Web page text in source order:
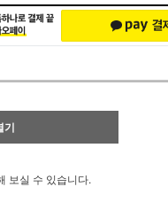
기
보실 수 있습니다.